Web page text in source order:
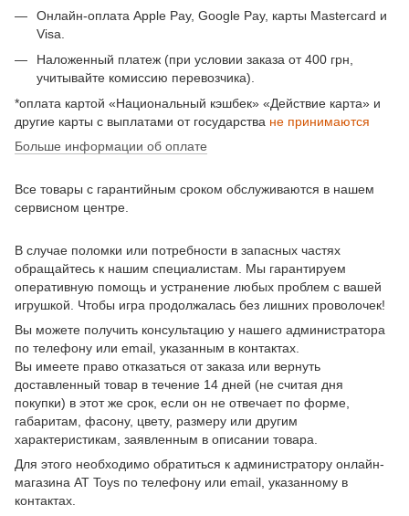
Онлайн-оплата Apple Pay, Google Pay, карты Mastercard и
Visa.
Наложенный платеж (при условии заказа от 400 грн,
учитывайте комиссию перевозчика).
*оплата картой «Национальный кэшбек» «Действие карта» и
другие карты с выплатами от государства не принимаются
Больше информации об оплате
Все товары с гарантийным сроком обслуживаются в нашем
сервисном центре.
В случае поломки или потребности в запасных частях
обращайтесь к нашим специалистам. Мы гарантируем
оперативную помощь и устранение любых проблем с вашей
игрушкой. Чтобы игра продолжалась без лишних проволочек!
Вы можете получить консультацию у нашего администратора
по телефону или email, указанным в контактах.
Вы имеете право отказаться от заказа или вернуть
доставленный товар в течение 14 дней (не считая дня
покупки) в этот же срок, если он не отвечает по форме,
габаритам, фасону, цвету, размеру или другим
характеристикам, заявленным в описании товара.
Для этого необходимо обратиться к администратору онлайн-
магазина AT Toys по телефону или email, указанному в
контактах.